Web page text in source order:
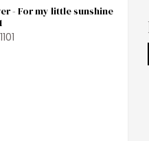
- For my little sunshine
1